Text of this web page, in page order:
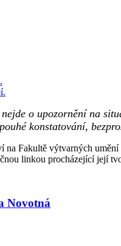
o upozornění na
konstatování,
Fakultě výtvarných
linkou procházející její
Novotná